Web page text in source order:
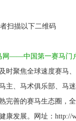
扫描以下二维码
网——中国第一赛马门
时聚焦全球速度赛马
主、马术俱乐部、马
完善的赛马生态圈，
康发展。网址：http://